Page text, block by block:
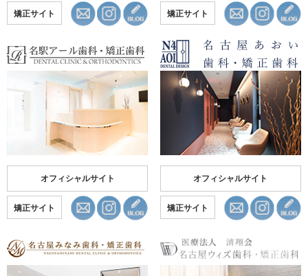
矯正サイト 矯正サイト
オフィシャルサイト
矯正サイト
オフィシャルサイト
矯正サイト